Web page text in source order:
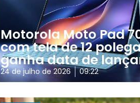
Motorola Moto Pad
com tela de 12
ganha data de
24 de julho de 2026 09:22